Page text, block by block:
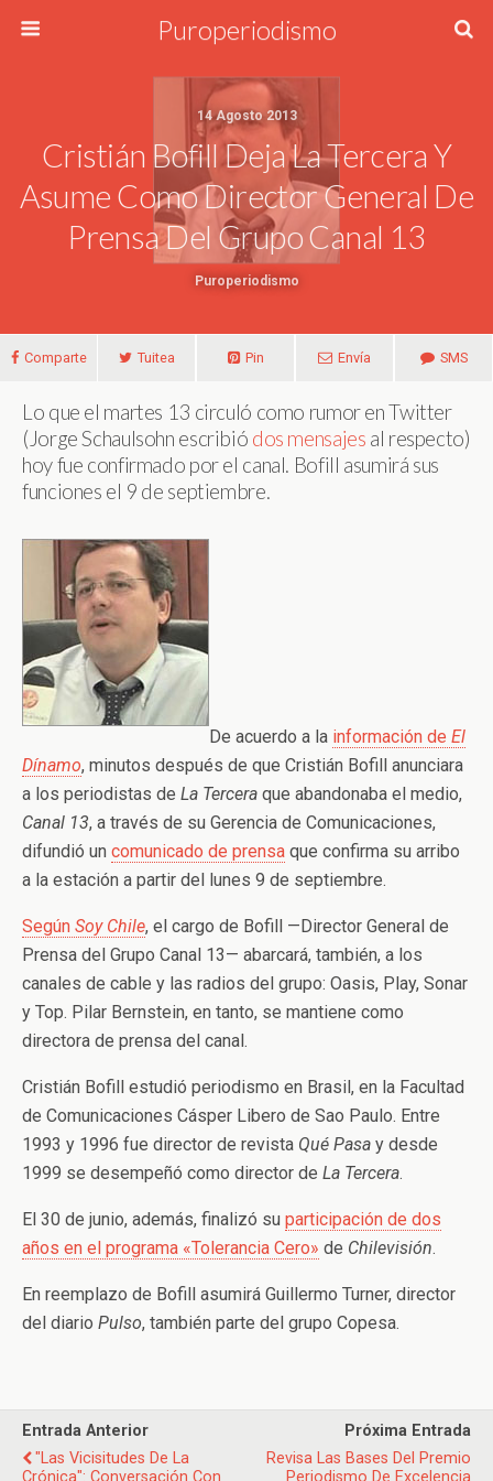
Puroperiodismo
14 Agosto 2013
Cristián Bofill Deja La Tercera Y
Asume Como Director General De
Prensa Del Grupo Canal 13
Puroperiodismo
Comparte Tuitea Pin Envía SMS
Lo que el martes 13 circuló como rumor en Twitter
(Jorge Schaulsohn escribió dos mensajes al respecto)
hoy fue confirmado por el canal. Bofill asumirá sus
funciones el 9 de septiembre.
De acuerdo a la información de El
Dínamo, minutos después de que Cristián Bofill anunciara
a los periodistas de La Tercera que abandonaba el medio,
Canal 13, a través de su Gerencia de Comunicaciones,
difundió un comunicado de prensa que confirma su arribo
a la estación a partir del lunes 9 de septiembre.
Según Soy Chile, el cargo de Bofill —Director General de
Prensa del Grupo Canal 13— abarcará, también, a los
canales de cable y las radios del grupo: Oasis, Play, Sonar
y Top. Pilar Bernstein, en tanto, se mantiene como
directora de prensa del canal.
Cristián Bofill estudió periodismo en Brasil, en la Facultad
de Comunicaciones Cásper Libero de Sao Paulo. Entre
1993 y 1996 fue director de revista Qué Pasa y desde
1999 se desempeñó como director de La Tercera.
El 30 de junio, además, finalizó su participación de dos
años en el programa «Tolerancia Cero» de Chilevisión.
En reemplazo de Bofill asumirá Guillermo Turner, director
del diario Pulso, también parte del grupo Copesa.
Entrada Anterior
"Las Vicisitudes De La
Crónica": Conversación Con
Próxima Entrada
Revisa Las Bases Del Premio
Periodismo De Excelencia